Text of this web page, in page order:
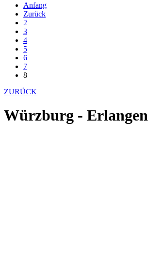
Anfang
Zurück
2
3
4
5
6
7
8
ZURÜCK
Würzburg - Erlangen